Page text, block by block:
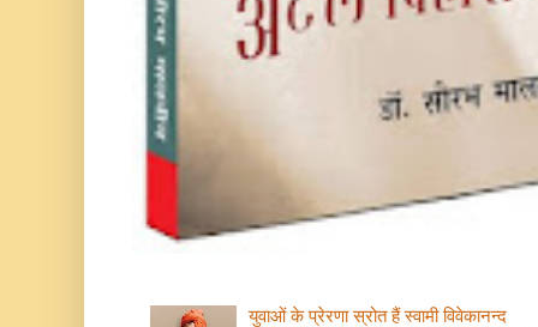
युवाओं के प्रेरणा स्रोत हैं स्वामी विवेकानन्द